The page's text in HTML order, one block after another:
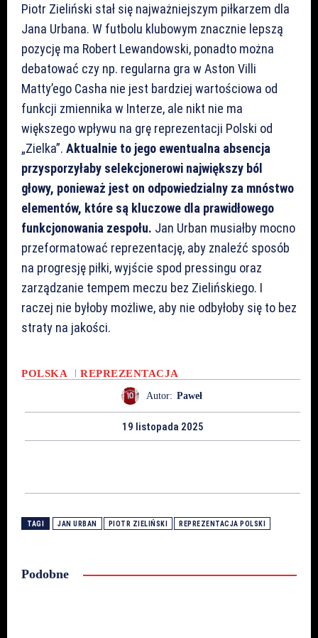
Piotr Zieliński stał się najważniejszym piłkarzem dla
Jana Urbana. W futbolu klubowym znacznie lepszą
pozycję ma Robert Lewandowski, ponadto można
debatować czy np. regularna gra w Aston Villi
Matty’ego Casha nie jest bardziej wartościowa od
funkcji zmiennika w Interze, ale nikt nie ma
większego wpływu na grę reprezentacji Polski od
„Zielka”. Aktualnie to jego ewentualna absencja
przysporzyłaby selekcjonerowi największy ból
głowy, ponieważ jest on odpowiedzialny za mnóstwo
elementów, które są kluczowe dla prawidłowego
funkcjonowania zespołu. Jan Urban musiałby mocno
przeformatować reprezentację, aby znaleźć sposób
na progresję piłki, wyjście spod pressingu oraz
zarządzanie tempem meczu bez Zielińskiego. I
raczej nie byłoby możliwe, aby nie odbyłoby się to bez
straty na jakości.
POLSKA REPREZENTACJA
Autor: Paweł
19 listopada 2025
TAGI JAN URBAN PIOTR ZIELIŃSKI REPREZENTACJA POLSKI
Podobne